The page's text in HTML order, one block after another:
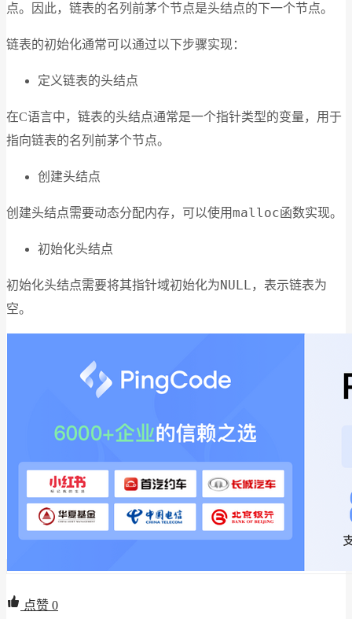
点。因此，链表的名列前茅个节点是头结点的下一个节点。
链表的初始化通常可以通过以下步骤实现：
定义链表的头结点
在C语言中，链表的头结点通常是一个指针类型的变量，用于
指向链表的名列前茅个节点。
创建头结点
创建头结点需要动态分配内存，可以使用malloc函数实现。
初始化头结点
初始化头结点需要将其指针域初始化为NULL，表示链表为
空。
点赞 0